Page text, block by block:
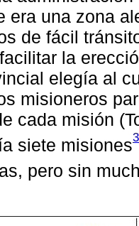
era una zona
de fácil
la
elegía al
misioneros
cada misión
siete misiones3
pero sin